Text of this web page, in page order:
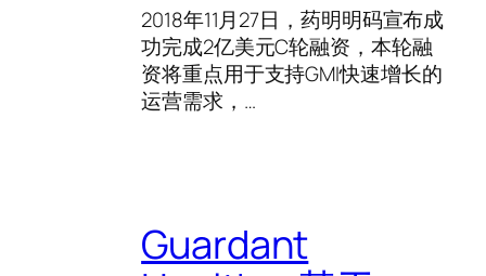
2018年11月27日，药明明码宣布成
功完成2亿美元C轮融资，本轮融
资将重点用于支持GMI快速增长的
运营需求，…
Guardant